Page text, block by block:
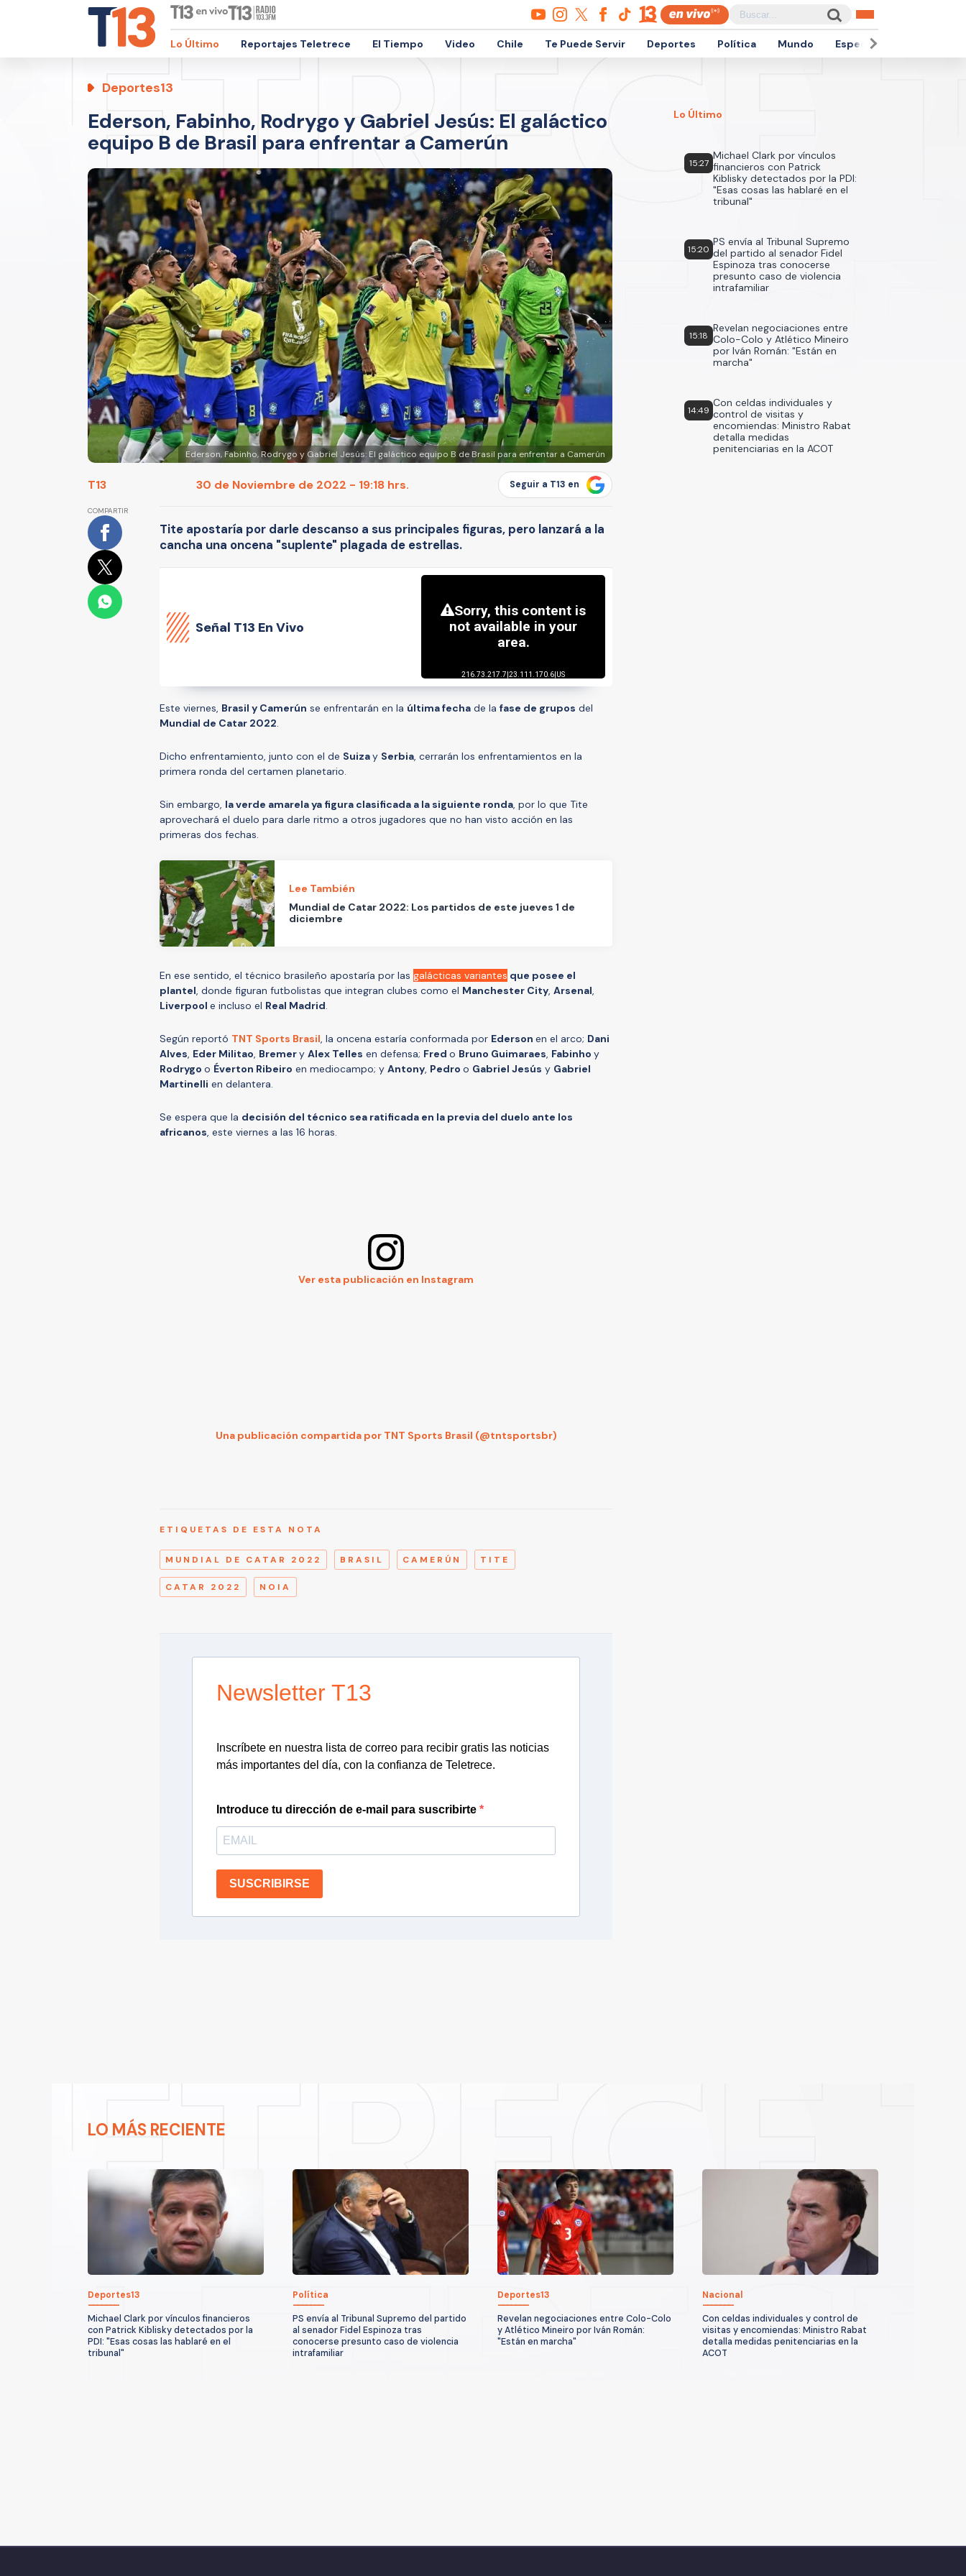
Lo Último Reportajes Teletrece El Tiempo Video Chile Te Puede Servir Deportes Política Mundo Espectáculos
Deportes13
Ederson, Fabinho, Rodrygo y Gabriel Jesús: El galáctico
equipo B de Brasil para enfrentar a Camerún
Ederson, Fabinho, Rodrygo y Gabriel Jesús: El galáctico equipo B de Brasil para enfrentar a Camerún
T13 30 de Noviembre de 2022 - 19:18 hrs. Seguir a T13 en
COMPARTIR
Tite apostaría por darle descanso a sus principales figuras, pero lanzará a la
cancha una oncena "suplente" plagada de estrellas.
Señal T13 En Vivo
Este viernes, Brasil y Camerún se enfrentarán en la última fecha de la fase de grupos del
Mundial de Catar 2022.
Dicho enfrentamiento, junto con el de Suizay Serbia, cerrarán los enfrentamientos en la
primera ronda del certamen planetario.
Sin embargo, la verde amarela ya figura clasificada a la siguiente ronda, por lo que Tite
aprovechará el duelo para darle ritmo a otros jugadores que no han visto acción en las
primeras dos fechas.
Lee También
Mundial de Catar 2022: Los partidos de este jueves 1 de
diciembre
En ese sentido, el técnico brasileño apostaría por las galácticas variantes que posee el
plantel, donde figuran futbolistas que integran clubes como el Manchester City, Arsenal,
Liverpool e incluso el Real Madrid.
Según reportó TNT Sports Brasil, la oncena estaría conformada por Ederson en el arco; Dani
Alves, Eder Militao, Bremery Alex Telles en defensa; Fred o Bruno Guimaraes, Fabinho y
Rodrygo o Éverton Ribeiro en mediocampo; y Antony, Pedro o Gabriel Jesús y Gabriel
Martinelli en delantera.
Se espera que la decisión del técnico sea ratificada en la previa del duelo ante los
africanos, este viernes a las 16 horas.
Ver esta publicación en Instagram
Una publicación compartida por TNT Sports Brasil (@tntsportsbr)
ETIQUETAS DE ESTA NOTA
MUNDIAL DE CATAR 2022 BRASIL CAMERÚN TITE
CATAR 2022 NOIA
Newsletter T13
Inscríbete en nuestra lista de correo para recibir gratis las noticias
más importantes del día, con la confianza de Teletrece.
Introduce tu dirección de e-mail para suscribirte
SUSCRIBIRSE
Lo Último
15:27
Michael Clark por vínculos
financieros con Patrick
Kiblisky detectados por la PDI:
"Esas cosas las hablaré en el
tribunal"
15:20
PS envía al Tribunal Supremo
del partido al senador Fidel
Espinoza tras conocerse
presunto caso de violencia
intrafamiliar
15:18
Revelan negociaciones entre
Colo-Colo y Atlético Mineiro
por Iván Román: "Están en
marcha"
14:49
Con celdas individuales y
control de visitas y
encomiendas: Ministro Rabat
detalla medidas
penitenciarias en la ACOT
LO MÁS RECIENTE
Deportes13
Michael Clark por vínculos financieros
con Patrick Kiblisky detectados por la
PDI: "Esas cosas las hablaré en el
tribunal"
Política
PS envía al Tribunal Supremo del partido
al senador Fidel Espinoza tras
conocerse presunto caso de violencia
intrafamiliar
Deportes13
Revelan negociaciones entre Colo-Colo
y Atlético Mineiro por Iván Román:
"Están en marcha"
Nacional
Con celdas individuales y control de
visitas y encomiendas: Ministro Rabat
detalla medidas penitenciarias en la
ACOT